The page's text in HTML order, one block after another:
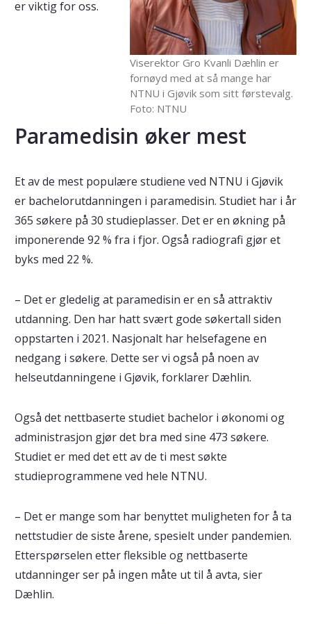
Viserektor Gro Kvanli Dæhlin er
fornøyd med at så mange har
NTNU i Gjøvik som sitt førstevalg.
Foto: NTNU
er viktig for oss.
Paramedisin øker mest
Et av de mest populære studiene ved NTNU i Gjøvik
er bachelorutdanningen i paramedisin. Studiet har i år
365 søkere på 30 studieplasser. Det er en økning på
imponerende 92 % fra i fjor. Også radiografi gjør et
byks med 22 %.
– Det er gledelig at paramedisin er en så attraktiv
utdanning. Den har hatt svært gode søkertall siden
oppstarten i 2021. Nasjonalt har helsefagene en
nedgang i søkere. Dette ser vi også på noen av
helseutdanningene i Gjøvik, forklarer Dæhlin.
Også det nettbaserte studiet bachelor i økonomi og
administrasjon gjør det bra med sine 473 søkere.
Studiet er med det ett av de ti mest søkte
studieprogrammene ved hele NTNU.
– Det er mange som har benyttet muligheten for å ta
nettstudier de siste årene, spesielt under pandemien.
Etterspørselen etter fleksible og nettbaserte
utdanninger ser på ingen måte ut til å avta, sier
Dæhlin.